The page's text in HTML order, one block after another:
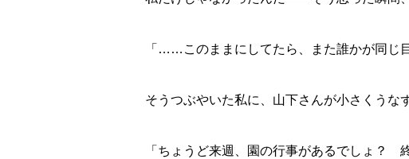
「……このままにしてたら、また誰かが同じ
そうつぶやいた私に、山下さんが小さくうな
「ちょうど来週、園の行事があるでしょ？